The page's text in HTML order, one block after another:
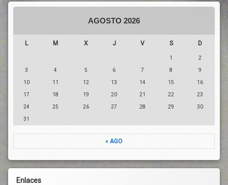
Servicios
Sanitario
De
Riesgo
Soledad
Vida
Vida
AGOSTO 2026
L M X J V S D
1 2
3 4 5 6 7 8 9
10 11 12 13 14 15 16
17 18 19 20 21 22 23
24 25 26 27 28 29 30
31
« AGO
Enlaces